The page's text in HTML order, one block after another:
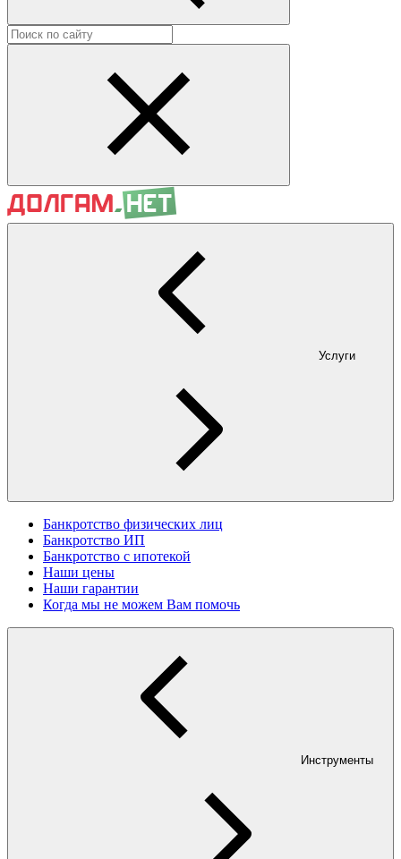
Услуги
Банкротство физических лиц
Банкротство ИП
Банкротство с ипотекой
Наши цены
Наши гарантии
Когда мы не можем Вам помочь
Инструменты